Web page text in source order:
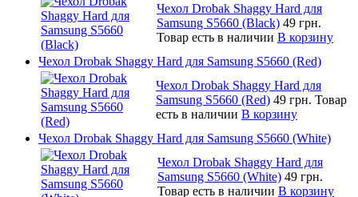
Чехол Drobak Shaggy Hard для
Samsung S5660 (Black) 49 грн.
Товар есть в наличии В корзину
Чехол Drobak Shaggy Hard для Samsung S5660 (Red)
Чехол Drobak Shaggy Hard для
Samsung S5660 (Red) 49 грн. Товар
есть в наличии В корзину
Чехол Drobak Shaggy Hard для Samsung S5660 (White)
Чехол Drobak Shaggy Hard для
Samsung S5660 (White) 49 грн.
Товар есть в наличии В корзину